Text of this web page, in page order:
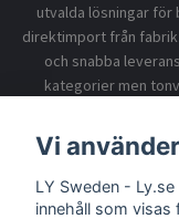
utvalda lösningar för
direktimport från
och snabba
kategorier men
Information
Vi
LY Sweden -
innehåll som